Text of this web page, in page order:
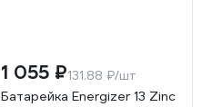
1 055 ₽131.88 ₽/шт
Батарейка Energizer 13 Zinc